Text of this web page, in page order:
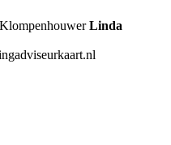
Linda